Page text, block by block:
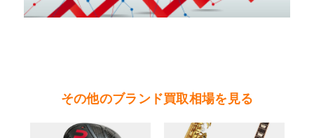
茨城県 鹿行地区（鉾田市・行方市・鹿嶋市・石
市・龍ヶ崎市・取手市・利根町・河内町・つくば
みらい市・守谷市）
その他のブランド買取相場を見る